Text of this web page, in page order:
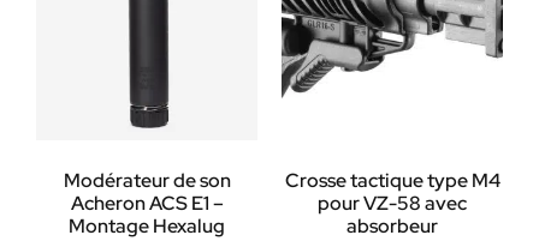
Modérateur de son
Acheron ACS E1 –
Montage Hexalug
Crosse tactique type M4
pour VZ-58 avec
absorbeur